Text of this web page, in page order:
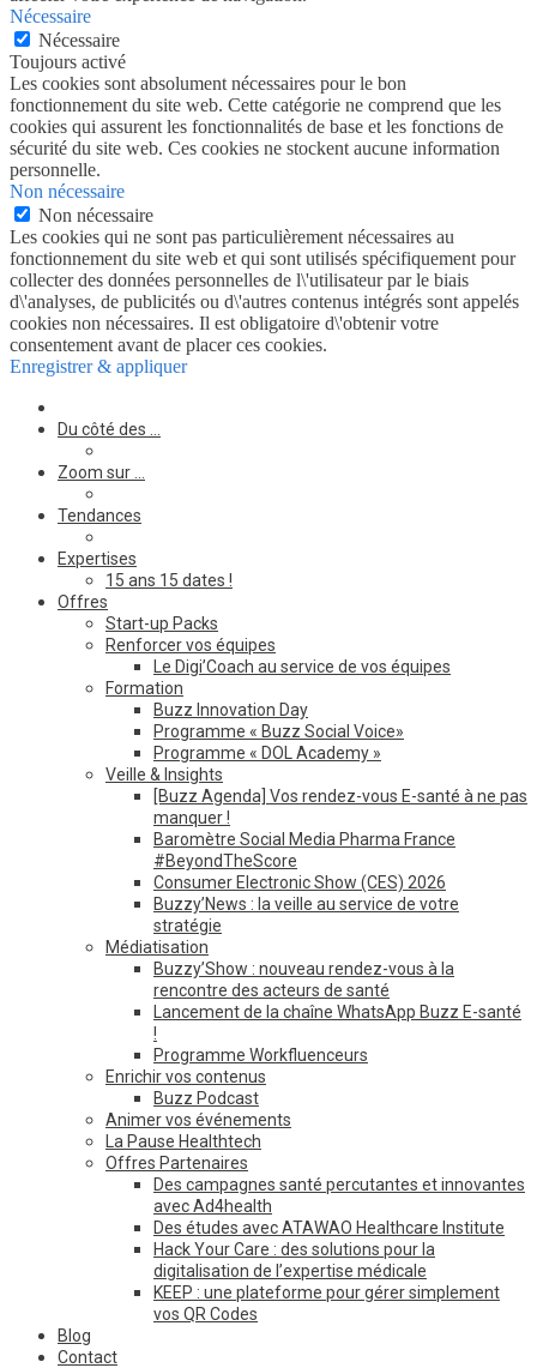
Nécessaire
Nécessaire
Toujours activé
Les cookies sont absolument nécessaires pour le bon
fonctionnement du site web. Cette catégorie ne comprend que les
cookies qui assurent les fonctionnalités de base et les fonctions de
sécurité du site web. Ces cookies ne stockent aucune information
personnelle.
Non nécessaire
Non nécessaire
Les cookies qui ne sont pas particulièrement nécessaires au
fonctionnement du site web et qui sont utilisés spécifiquement pour
collecter des données personnelles de l\'utilisateur par le biais
d\'analyses, de publicités ou d\'autres contenus intégrés sont appelés
cookies non nécessaires. Il est obligatoire d\'obtenir votre
consentement avant de placer ces cookies.
Enregistrer & appliquer
Du côté des …
Zoom sur …
Tendances
Expertises
15 ans 15 dates !
Offres
Start-up Packs
Renforcer vos équipes
Le Digi’Coach au service de vos équipes
Formation
Buzz Innovation Day
Programme « Buzz Social Voice»
Programme « DOL Academy »
Veille & Insights
[Buzz Agenda] Vos rendez-vous E-santé à ne pas
manquer !
Baromètre Social Media Pharma France
#BeyondTheScore
Consumer Electronic Show (CES) 2026
Buzzy’News : la veille au service de votre
stratégie
Médiatisation
Buzzy’Show : nouveau rendez-vous à la
rencontre des acteurs de santé
Lancement de la chaîne WhatsApp Buzz E-santé
!
Programme Workfluenceurs
Enrichir vos contenus
Buzz Podcast
Animer vos événements
La Pause Healthtech
Offres Partenaires
Des campagnes santé percutantes et innovantes
avec Ad4health
Des études avec ATAWAO Healthcare Institute
Hack Your Care : des solutions pour la
digitalisation de l’expertise médicale
KEEP : une plateforme pour gérer simplement
vos QR Codes
Blog
Contact